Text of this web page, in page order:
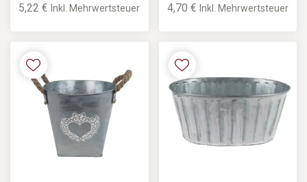
5,22 €Inkl. Mehrwertsteuer 4,70 € Inkl. Mehrwertsteuer